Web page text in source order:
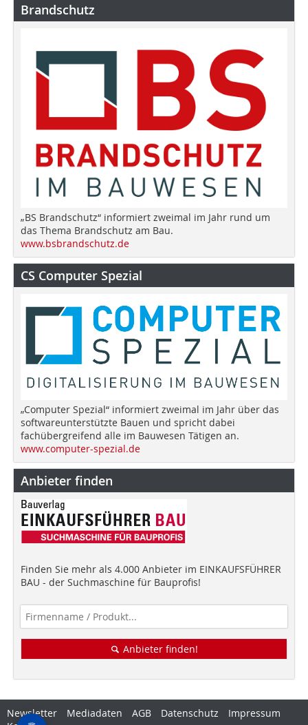
Brandschutz
„BS Brandschutz“ informiert zweimal im Jahr rund um
das Thema Brandschutz am Bau.
www.bsbrandschutz.de
CS Computer Spezial
„Computer Spezial“ informiert zweimal im Jahr über das
softwareunterstützte Bauen und spricht dabei
fachübergreifend alle im Bauwesen Tätigen an.
www.computer-spezial.de
Anbieter finden
Finden Sie mehr als 4.000 Anbieter im EINKAUFSFÜHRER
BAU - der Suchmaschine für Bauprofis!
Anbieter finden!
Newsletter Mediadaten AGB Datenschutz
Impressum